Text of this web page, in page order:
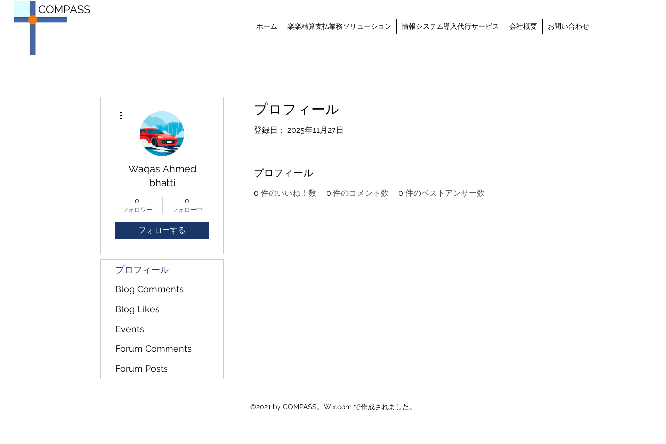
COMPASS
ホーム 楽楽精算支払業務ソリューション 情報システム導入代行サービス 会社概要 お問い合わせ
プロフィール
登録日： 2025年11月27日
プロフィール
0 件のいいね！数 0 件のコメント数 0 件のベストアンサー数
Waqas Ahmed
bhatti
0
フォロワー
0
フォロー中
フォローする
プロフィール
Blog Comments
Blog Likes
Events
Forum Comments
Forum Posts
©2021 by COMPASS。Wix.com で作成されました。